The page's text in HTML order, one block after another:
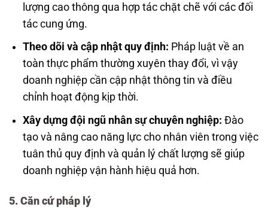
lượng cao thông qua hợp tác chặt chẽ với các đối
tác cung ứng.
Theo dõi và cập nhật quy định: Pháp luật về an
toàn thực phẩm thường xuyên thay đổi, vì vậy
doanh nghiệp cần cập nhật thông tin và điều
chỉnh hoạt động kịp thời.
Xây dựng đội ngũ nhân sự chuyên nghiệp: Đào
tạo và nâng cao năng lực cho nhân viên trong việc
tuân thủ quy định và quản lý chất lượng sẽ giúp
doanh nghiệp vận hành hiệu quả hơn.
5. Căn cứ pháp lý